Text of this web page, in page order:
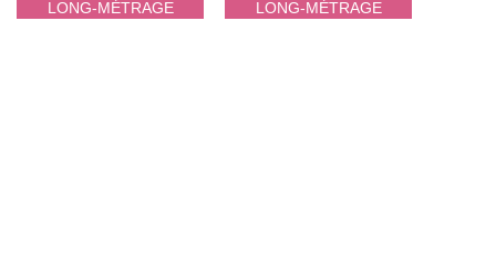
LONG-MÉTRAGE LONG-MÉTRAGE